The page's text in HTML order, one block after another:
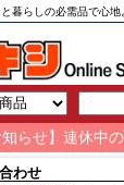
暮らしの必需品で心地
知らせ】連休中
わせ